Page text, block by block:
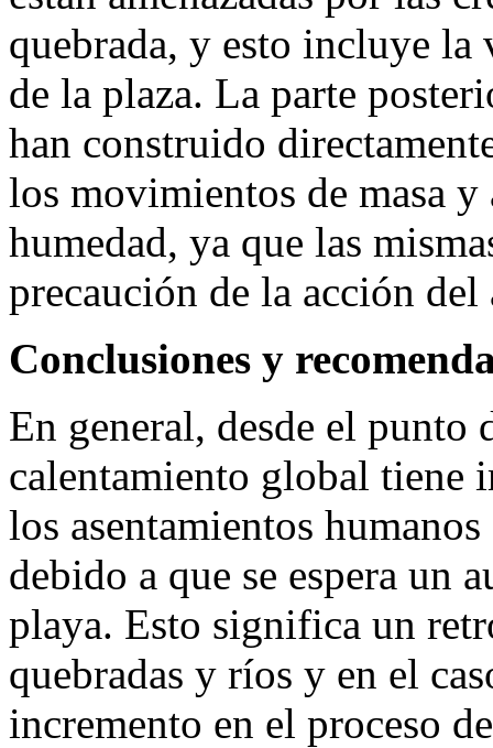
quebrada, y esto incluye
de la plaza. La parte
han construido
los movimientos de masa y
humedad, ya que las
precaución de la acción del
Conclusiones y
En general, desde el punto
calentamiento global tiene
los asentamientos
debido a que se espera un
playa. Esto significa un
quebradas y ríos y en el
incremento en el proceso